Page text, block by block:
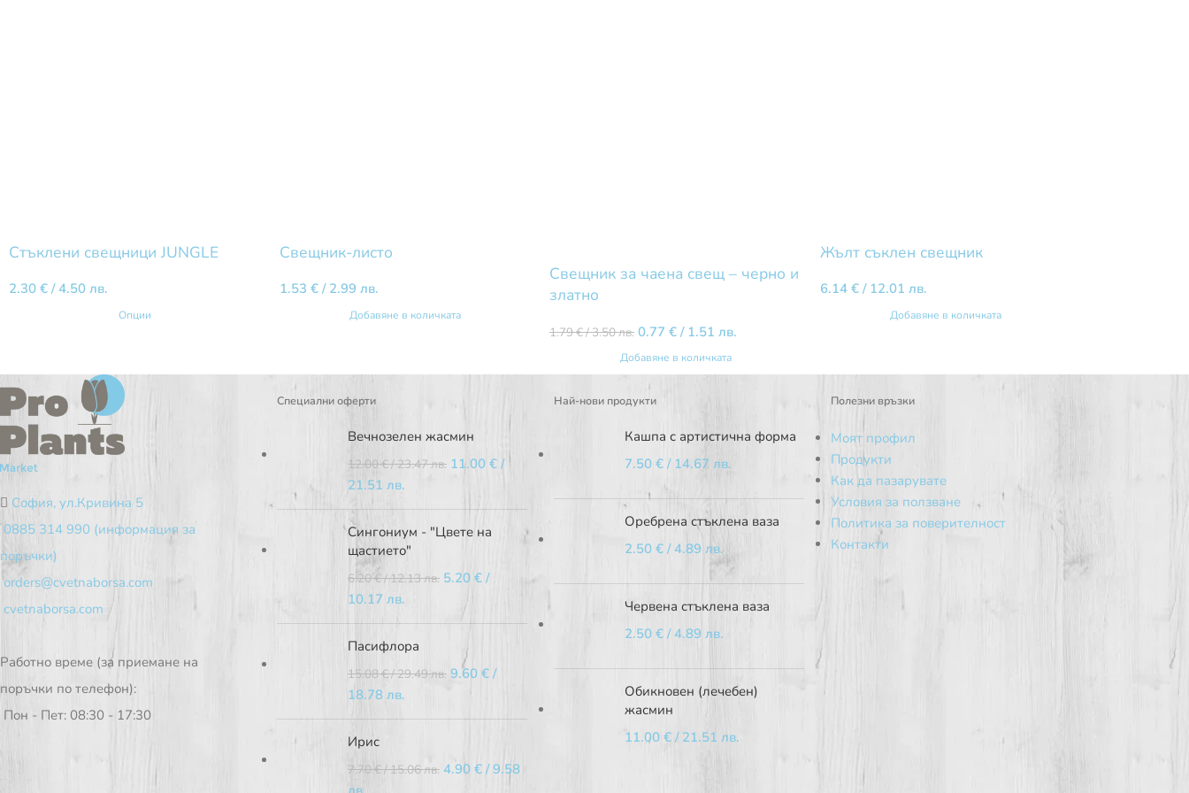
Стъклени свещници JUNGLE
2.30 € / 4.50 лв.
Опции
Свещник-листо
1.53 €/ 2.99 лв.
Добавяне в количката
Свещник за чаена свещ – черно и
златно
1.79€/ 3.50 лв. 0.77 € / 1.51 лв.
Добавяне в количката
Жълт съклен свещник
6.14 €/ 12.01 лв.
Добавяне в количката
София, ул.Кривина 5
0885 314 990 (информация за
поръчки)
orders@cvetnaborsa.com
cvetnaborsa.com
Работно време (за приемане на
поръчки по телефон):
Пон - Пет: 08:30 - 17:30
Специални оферти
Вечнозелен жасмин
12.00€/ 23.47 лв. 11.00 €/
21.51 лв.
Сингониум - "Цвете на
щастието"
6.20€/ 12.13 лв. 5.20 €/
10.17 лв.
Пасифлора
15.08€/ 29.49 лв. 9.60 €/
18.78 лв.
Ирис
7.70€/ 15.06 лв. 4.90 €/ 9.58
Най-нови продукти
Кашпа с артистична форма
7.50 €/ 14.67 лв.
Оребрена стъклена ваза
2.50 €/ 4.89 лв.
Червена стъклена ваза
2.50 €/ 4.89 лв.
Обикновен (лечебен)
жасмин
11.00 €/ 21.51 лв.
Полезни връзки
Моят профил
Продукти
Как да пазарувате
Условия за ползване
Политика за поверителност
Контакти